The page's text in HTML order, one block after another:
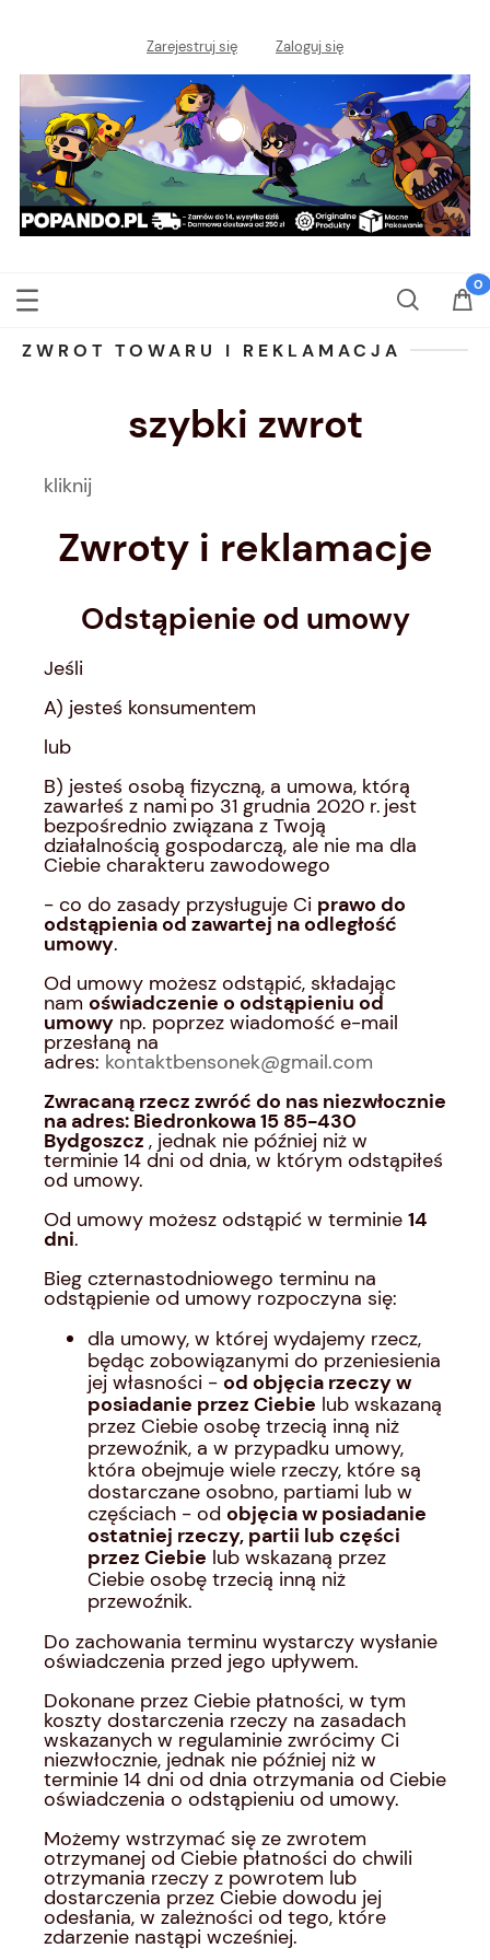
Zarejestruj się Zaloguj się
ZWROT TOWARU I REKLAMACJA
szybki zwrot
kliknij
Zwroty i reklamacje
Odstąpienie od umowy
Jeśli
A) jesteś konsumentem
lub
B) jesteś osobą fizyczną, a umowa, którą
zawarłeś z nami po 31 grudnia 2020 r. jest
bezpośrednio związana z Twoją
działalnością gospodarczą, ale nie ma dla
Ciebie charakteru zawodowego
- co do zasady przysługuje Ci prawo do
odstąpienia od zawartej na odległość
umowy.
Od umowy możesz odstąpić, składając
nam oświadczenie o odstąpieniu od
umowy np. poprzez wiadomość e-mail
przesłaną na
adres: kontaktbensonek@gmail.com
Zwracaną rzecz zwróć do nas niezwłocznie
na adres: Biedronkowa 15 85-430
Bydgoszcz , jednak nie później niż w
terminie 14 dni od dnia, w którym odstąpiłeś
od umowy.
Od umowy możesz odstąpić w terminie 14
dni.
Bieg czternastodniowego terminu na
odstąpienie od umowy rozpoczyna się:
dla umowy, w której wydajemy rzecz,
będąc zobowiązanymi do przeniesienia
jej własności - od objęcia rzeczy w
posiadanie przez Ciebie lub wskazaną
przez Ciebie osobę trzecią inną niż
przewoźnik, a w przypadku umowy,
która obejmuje wiele rzeczy, które są
dostarczane osobno, partiami lub w
częściach - od objęcia w posiadanie
ostatniej rzeczy, partii lub części
przez Ciebie lub wskazaną przez
Ciebie osobę trzecią inną niż
przewoźnik.
Do zachowania terminu wystarczy wysłanie
oświadczenia przed jego upływem.
Dokonane przez Ciebie płatności, w tym
koszty dostarczenia rzeczy na zasadach
wskazanych w regulaminie zwrócimy Ci
niezwłocznie, jednak nie później niż w
terminie 14 dni od dnia otrzymania od Ciebie
oświadczenia o odstąpieniu od umowy.
Możemy wstrzymać się ze zwrotem
otrzymanej od Ciebie płatności do chwili
otrzymania rzeczy z powrotem lub
dostarczenia przez Ciebie dowodu jej
odesłania, w zależności od tego, które
zdarzenie nastąpi wcześniej.